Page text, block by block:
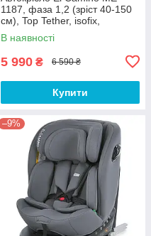
1187, фаза 1,2 (зріст 40-150
см), Top Tether, isofix,
поворот 360, чорний
В наявності
5 990 ₴ 6 590 ₴
Купити
–9%